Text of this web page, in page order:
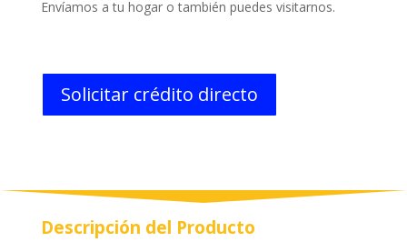
Envíamos a tu hogar o también puedes visitarnos.
Solicitar crédito directo
Descripción del Producto